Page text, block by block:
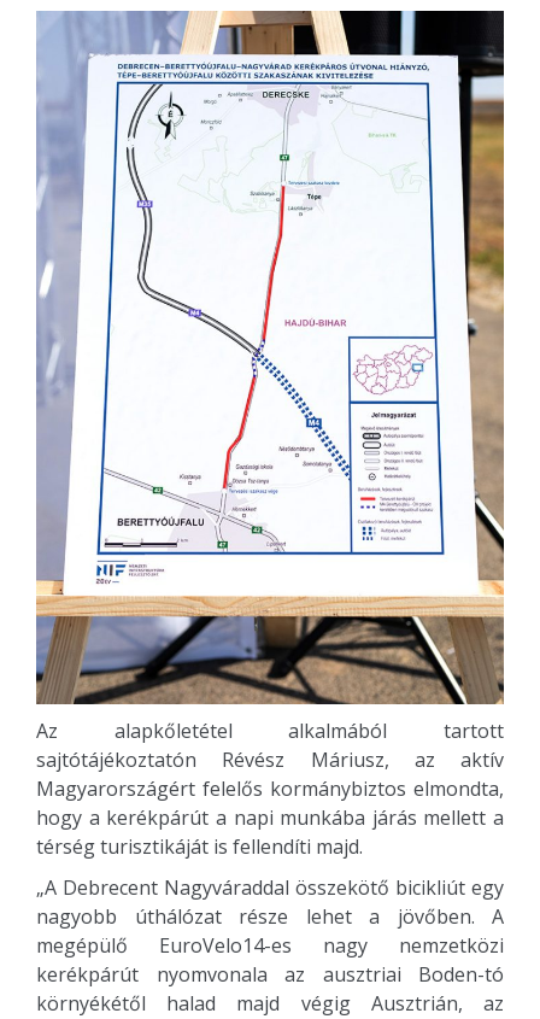
Az alapkőletétel alkalmából tartott
sajtótájékoztatón Révész Máriusz, az aktív
Magyarországért felelős kormánybiztos elmondta,
hogy a kerékpárút a napi munkába járás mellett a
térség turisztikáját is fellendíti majd.
„A Debrecent Nagyváraddal összekötő bicikliút egy
nagyobb úthálózat része lehet a jövőben. A
megépülő EuroVelo14-es nagy nemzetközi
kerékpárút nyomvonala az ausztriai Boden-tó
környékétől halad majd végig Ausztrián, az